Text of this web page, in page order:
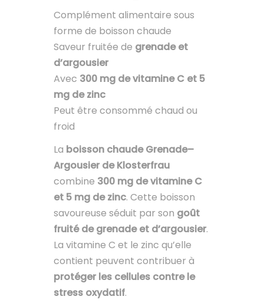
Complément alimentaire sous
forme de boisson chaude
Saveur fruitée de grenade et
d’argousier
Avec 300 mg de vitamine C et 5
mg de zinc
Peut être consommé chaud ou
froid
La boisson chaude Grenade–
Argousier de Klosterfrau
combine 300 mg de vitamine C
et 5 mg de zinc. Cette boisson
savoureuse séduit par son goût
fruité de grenade et d’argousier.
La vitamine C et le zinc qu’elle
contient peuvent contribuer à
protéger les cellules contre le
stress oxydatif.